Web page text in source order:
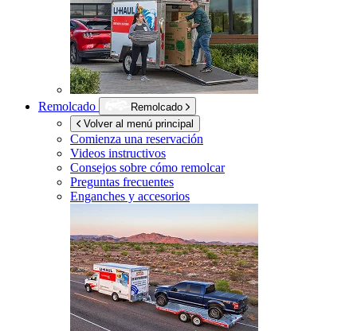
Remolcado
Remolcado
Volver al menú principal
Comienza una reservación
Videos instructivos
Consejos sobre cómo remolcar
Preguntas frecuentes
Enganches y accesorios